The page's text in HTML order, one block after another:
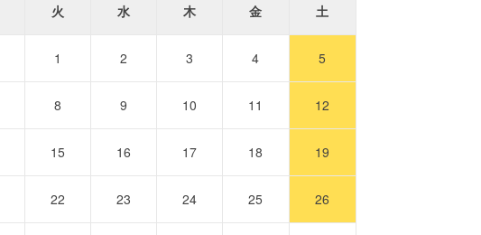
火 水 木 金 土
1 2 3 4 5
8 9 10 11 12
15 16 17 18 19
22 23 24 25 26